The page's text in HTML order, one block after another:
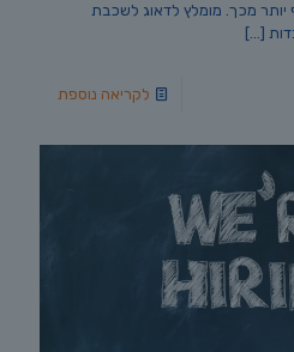
ורצוי אף יותר מכך. מומלץ לדאוג לשכבת
[…]
לקריאה נוספת